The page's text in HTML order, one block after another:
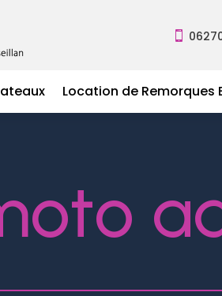

Location de Remorques